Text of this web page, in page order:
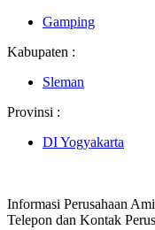
Gamping
Kabupaten :
Sleman
Provinsi :
DI Yogyakarta
Informasi Perusahaan
Telepon dan Kontak